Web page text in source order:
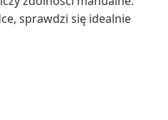
sprawdzi się idealnie